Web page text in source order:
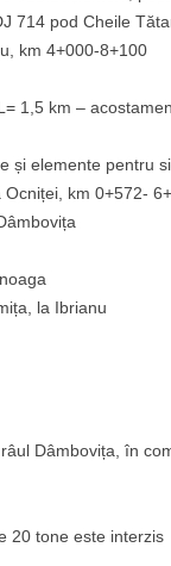
714 pod Cheile
km 4+000-8+100
1,5 km –
și elemente pentru
km 0+572-
la Ibrianu
Dâmbovița, în
20 tone este interzis